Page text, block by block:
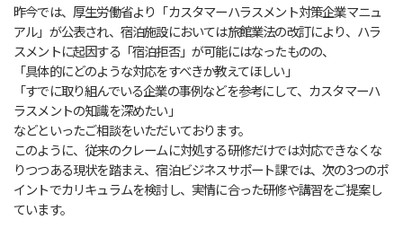
昨今では、厚生労働省より「カスタマーハラスメント対策企業マニュ
アル」が公表され、宿泊施設においては旅館業法の改訂により、ハラ
スメントに起因する「宿泊拒否」が可能にはなったものの、
「具体的にどのような対応をすべきか教えてほしい」
「すでに取り組んでいる企業の事例などを参考にして、カスタマーハ
ラスメントの知識を深めたい」
などといったご相談をいただいております。
このように、従来のクレームに対処する研修だけでは対応できなくな
りつつある現状を踏まえ、宿泊ビジネスサポート課では、次の3つのポ
イントでカリキュラムを検討し、実情に合った研修や講習をご提案し
ています。